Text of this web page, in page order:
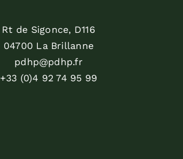
Rt de Sigonce, D116
04700 La Brillanne
pdhp@pdhp.fr
+33 (0)4 92 74 95 99